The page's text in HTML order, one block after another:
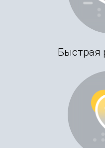
Быстрая